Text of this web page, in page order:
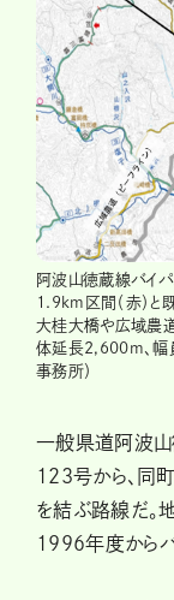
阿波山徳蔵線バイ
1.9km区間（赤）と
大桂大橋や広域農道
体延長2,600m、幅
事務所）
一般県道阿波
123号から、同
を結ぶ路線だ。
1996年度からバ